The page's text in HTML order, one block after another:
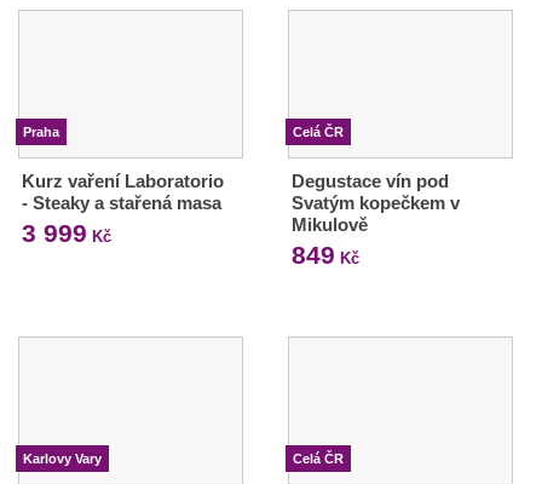
Praha
Kurz vaření Laboratorio
- Steaky a stařená masa
3 999 Kč
Celá ČR
Degustace vín pod
Svatým kopečkem v
Mikulově
849 Kč
Karlovy Vary Celá ČR